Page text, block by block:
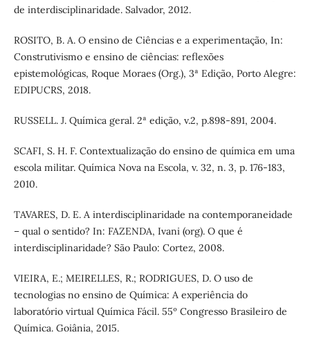
de interdisciplinaridade. Salvador, 2012.
ROSITO, B. A. O ensino de Ciências e a experimentação, In:
Construtivismo e ensino de ciências: reflexões
epistemológicas, Roque Moraes (Org.), 3ª Edição, Porto Alegre:
EDIPUCRS, 2018.
RUSSELL. J. Química geral. 2ª edição, v.2, p.898-891, 2004.
SCAFI, S. H. F. Contextualização do ensino de química em uma
escola militar. Química Nova na Escola, v. 32, n. 3, p. 176-183,
2010.
TAVARES, D. E. A interdisciplinaridade na contemporaneidade
– qual o sentido? In: FAZENDA, Ivani (org). O que é
interdisciplinaridade? São Paulo: Cortez, 2008.
VIEIRA, E.; MEIRELLES, R.; RODRIGUES, D. O uso de
tecnologias no ensino de Química: A experiência do
laboratório virtual Química Fácil. 55º Congresso Brasileiro de
Química. Goiânia, 2015.